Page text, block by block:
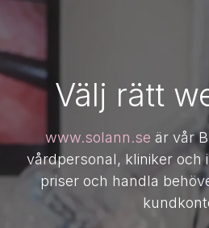
Välj rätt
www.solann.se är vår
vårdpersonal, kliniker och
priser och handla